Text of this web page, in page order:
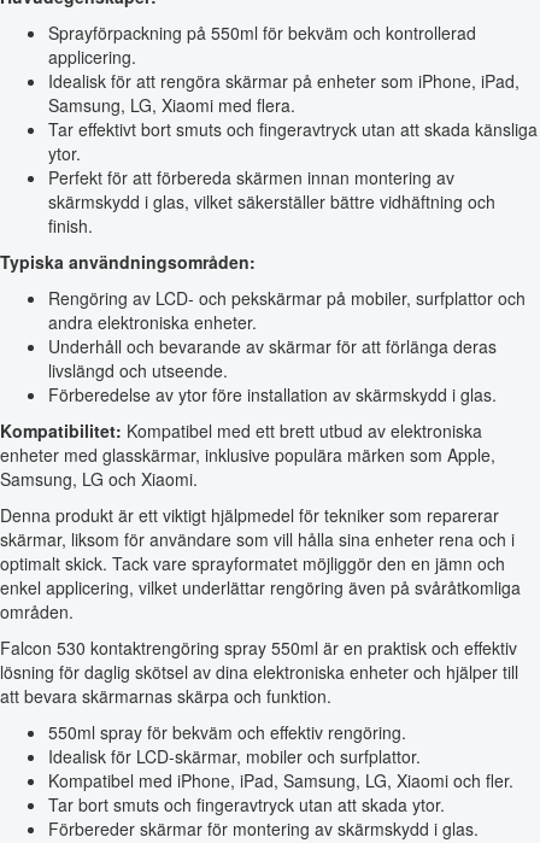
Sprayförpackning på 550ml för bekväm och kontrollerad
applicering.
Idealisk för att rengöra skärmar på enheter som iPhone, iPad,
Samsung, LG, Xiaomi med flera.
Tar effektivt bort smuts och fingeravtryck utan att skada känsliga
ytor.
Perfekt för att förbereda skärmen innan montering av
skärmskydd i glas, vilket säkerställer bättre vidhäftning och
finish.
Typiska användningsområden:
Rengöring av LCD- och pekskärmar på mobiler, surfplattor och
andra elektroniska enheter.
Underhåll och bevarande av skärmar för att förlänga deras
livslängd och utseende.
Förberedelse av ytor före installation av skärmskydd i glas.
Kompatibilitet: Kompatibel med ett brett utbud av elektroniska
enheter med glasskärmar, inklusive populära märken som Apple,
Samsung, LG och Xiaomi.
Denna produkt är ett viktigt hjälpmedel för tekniker som reparerar
skärmar, liksom för användare som vill hålla sina enheter rena och i
optimalt skick. Tack vare sprayformatet möjliggör den en jämn och
enkel applicering, vilket underlättar rengöring även på svåråtkomliga
områden.
Falcon 530 kontaktrengöring spray 550ml är en praktisk och effektiv
lösning för daglig skötsel av dina elektroniska enheter och hjälper till
att bevara skärmarnas skärpa och funktion.
550ml spray för bekväm och effektiv rengöring.
Idealisk för LCD-skärmar, mobiler och surfplattor.
Kompatibel med iPhone, iPad, Samsung, LG, Xiaomi och fler.
Tar bort smuts och fingeravtryck utan att skada ytor.
Förbereder skärmar för montering av skärmskydd i glas.